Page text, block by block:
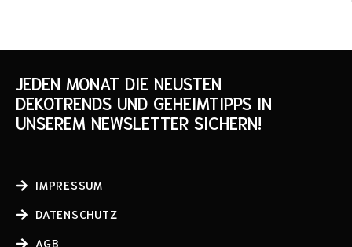
JEDEN MONAT DIE NEUSTEN
DEKOTRENDS UND GEHEIMTIPPS IN
UNSEREM NEWSLETTER SICHERN!
IMPRESSUM
DATENSCHUTZ
AGB